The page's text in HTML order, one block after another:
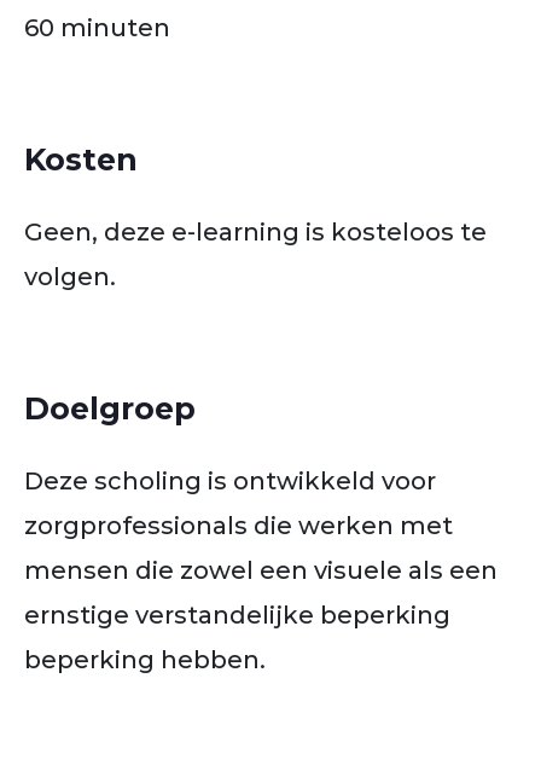
60 minuten
Kosten
Geen, deze e-learning is kosteloos te
volgen.
Doelgroep
Deze scholing is ontwikkeld voor
zorgprofessionals die werken met
mensen die zowel een visuele als een
ernstige verstandelijke beperking
beperking hebben.